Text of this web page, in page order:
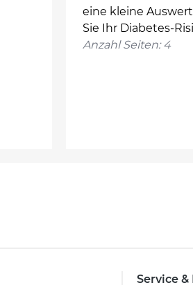
eine kleine
Sie Ihr Diabetes-
Anzahl Seiten: 4
Service